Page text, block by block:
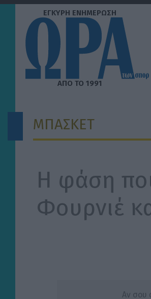
Μετάβαση
περιεχόμενο
ΜΠΑΣΚΕΤ
H φάση
Φουρνιέ
Αν σου